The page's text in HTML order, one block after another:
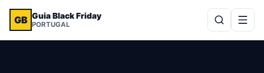
GB Guia Black Friday
PORTUGAL